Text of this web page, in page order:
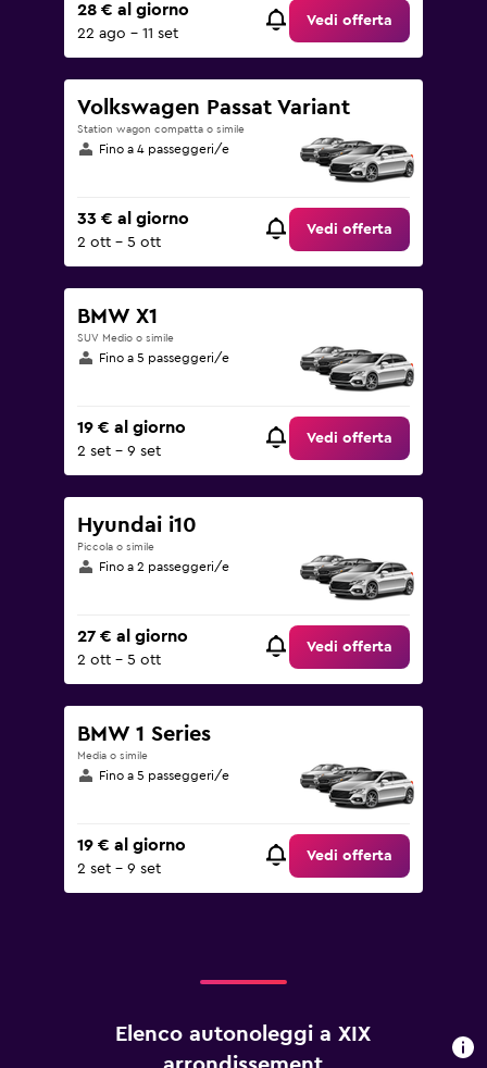
28 € al giorno
22 ago - 11 set
Vedi offerta
Volkswagen Passat Variant
Station wagon compatta o simile
Fino a 4 passeggeri/e
33 € al giorno
2 ott - 5 ott
Vedi offerta
BMW X1
SUV Medio o simile
Fino a 5 passeggeri/e
19 € al giorno
2 set - 9 set
Vedi offerta
Hyundai i10
Piccola o simile
Fino a 2 passeggeri/e
27 € al giorno
2 ott - 5 ott
Vedi offerta
BMW 1 Series
Media o simile
Fino a 5 passeggeri/e
19 € al giorno
2 set - 9 set
Vedi offerta
Elenco autonoleggi a XIX